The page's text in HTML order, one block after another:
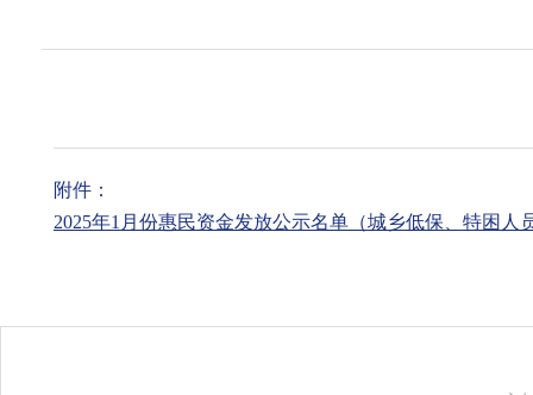
附件：
2025年1月份惠民资金发放公示名单（城乡低保、特困人